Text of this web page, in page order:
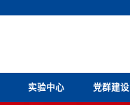
实验中心 党群建设